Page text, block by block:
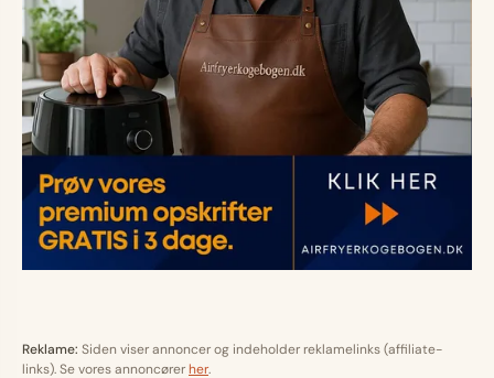
Reklame: Siden viser annoncer og indeholder reklamelinks (affiliate-
links). Se vores annoncørerher.